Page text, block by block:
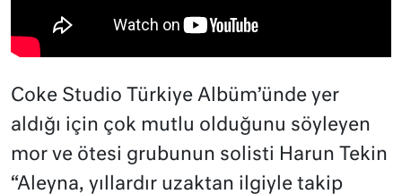
Coke Studio Türkiye Albüm’ünde yer
aldığı için çok mutlu olduğunu söyleyen
mor ve ötesi grubunun solisti Harun Tekin
“Aleyna, yıllardır uzaktan ilgiyle takip